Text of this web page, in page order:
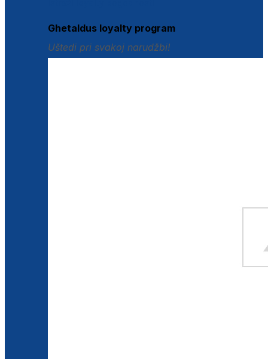
Ghetaldus loyalty program
Uštedi pri svakoj narudžbi!